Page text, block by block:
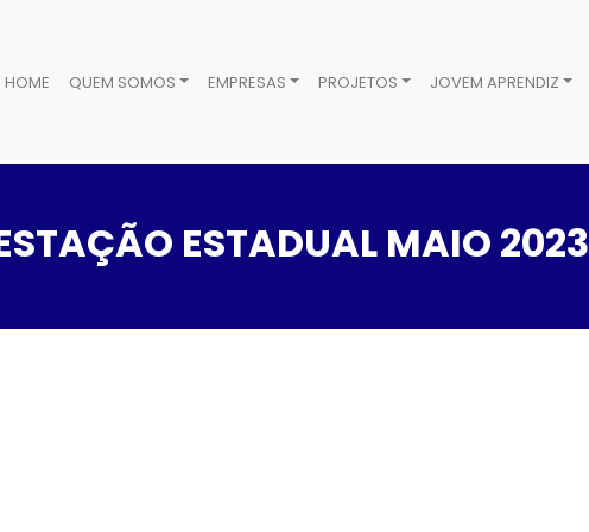
HOME QUEM SOMOS EMPRESAS PROJETOS JOVEM APRENDIZ
ESTADUAL MAIO 2023